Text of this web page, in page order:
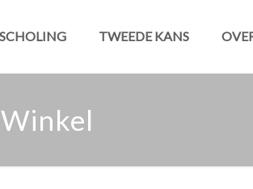
SCHOLING TWEEDE KANS
Winkel